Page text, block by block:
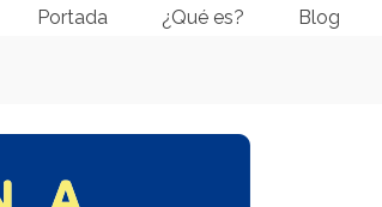
Portada ¿Qué es? Blog